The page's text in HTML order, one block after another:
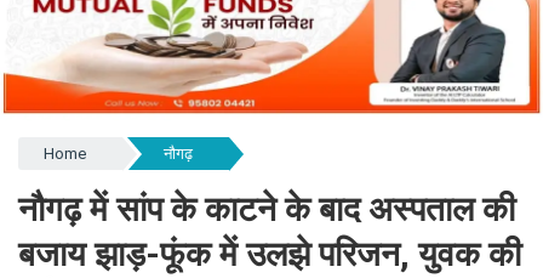
Home नौगढ़
नौगढ़ में सांप के काटने के बाद अस्पताल की
बजाय झाड़-फूंक में उलझे परिजन, युवक की